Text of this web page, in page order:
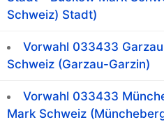
Schweiz) Stadt)
Vorwahl 033433
Schweiz (Garzau-Garzin)
Vorwahl 033433
Mark Schweiz